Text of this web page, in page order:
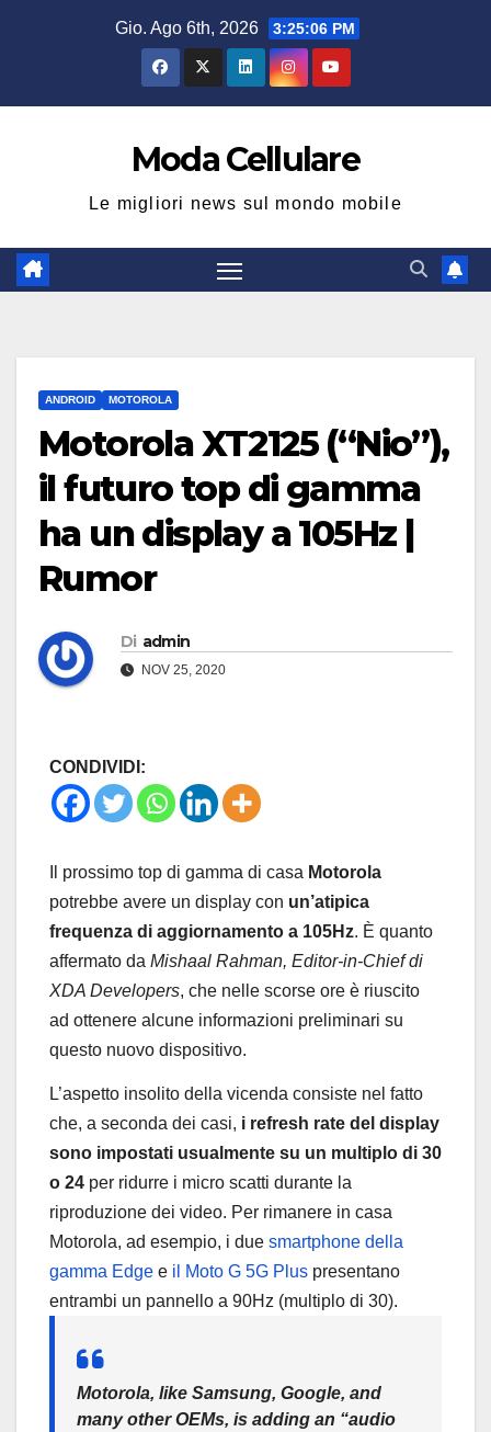
Gio. Ago 6th, 2026 3:25:06 PM
Moda Cellulare
Le migliori news sul mondo mobile
ANDROID MOTOROLA
Motorola XT2125 (“Nio”),
il futuro top di gamma
ha un display a 105Hz |
Rumor
Di admin
NOV 25, 2020
CONDIVIDI:
Il prossimo top di gamma di casa Motorola
potrebbe avere un display con un’atipica
frequenza di aggiornamento a 105Hz. È quanto
affermato da Mishaal Rahman, Editor-in-Chief di
XDA Developers, che nelle scorse ore è riuscito
ad ottenere alcune informazioni preliminari su
questo nuovo dispositivo.
L’aspetto insolito della vicenda consiste nel fatto
che, a seconda dei casi, i refresh rate del display
sono impostati usualmente su un multiplo di 30
o 24 per ridurre i micro scatti durante la
riproduzione dei video. Per rimanere in casa
Motorola, ad esempio, i due smartphone della
gamma Edge e il Moto G 5G Plus presentano
entrambi un pannello a 90Hz (multiplo di 30).
Motorola, like Samsung, Google, and
many other OEMs, is adding an “audio